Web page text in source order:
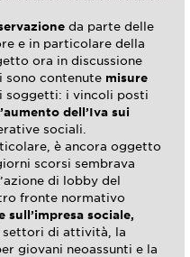
da parte delle
e in particolare della
ora in discussione
sono contenute misure
soggetti: i vincoli posti
l’aumento dell’Iva sui
sociali.
è ancora oggetto
scorsi sembrava
di lobby del
fronte normativo
sull’impresa sociale,
settori di attività, la
giovani neoassunti e la